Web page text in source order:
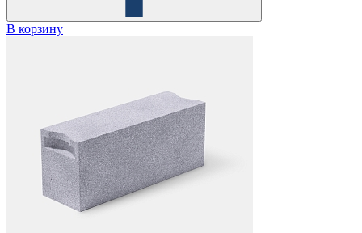
В корзину